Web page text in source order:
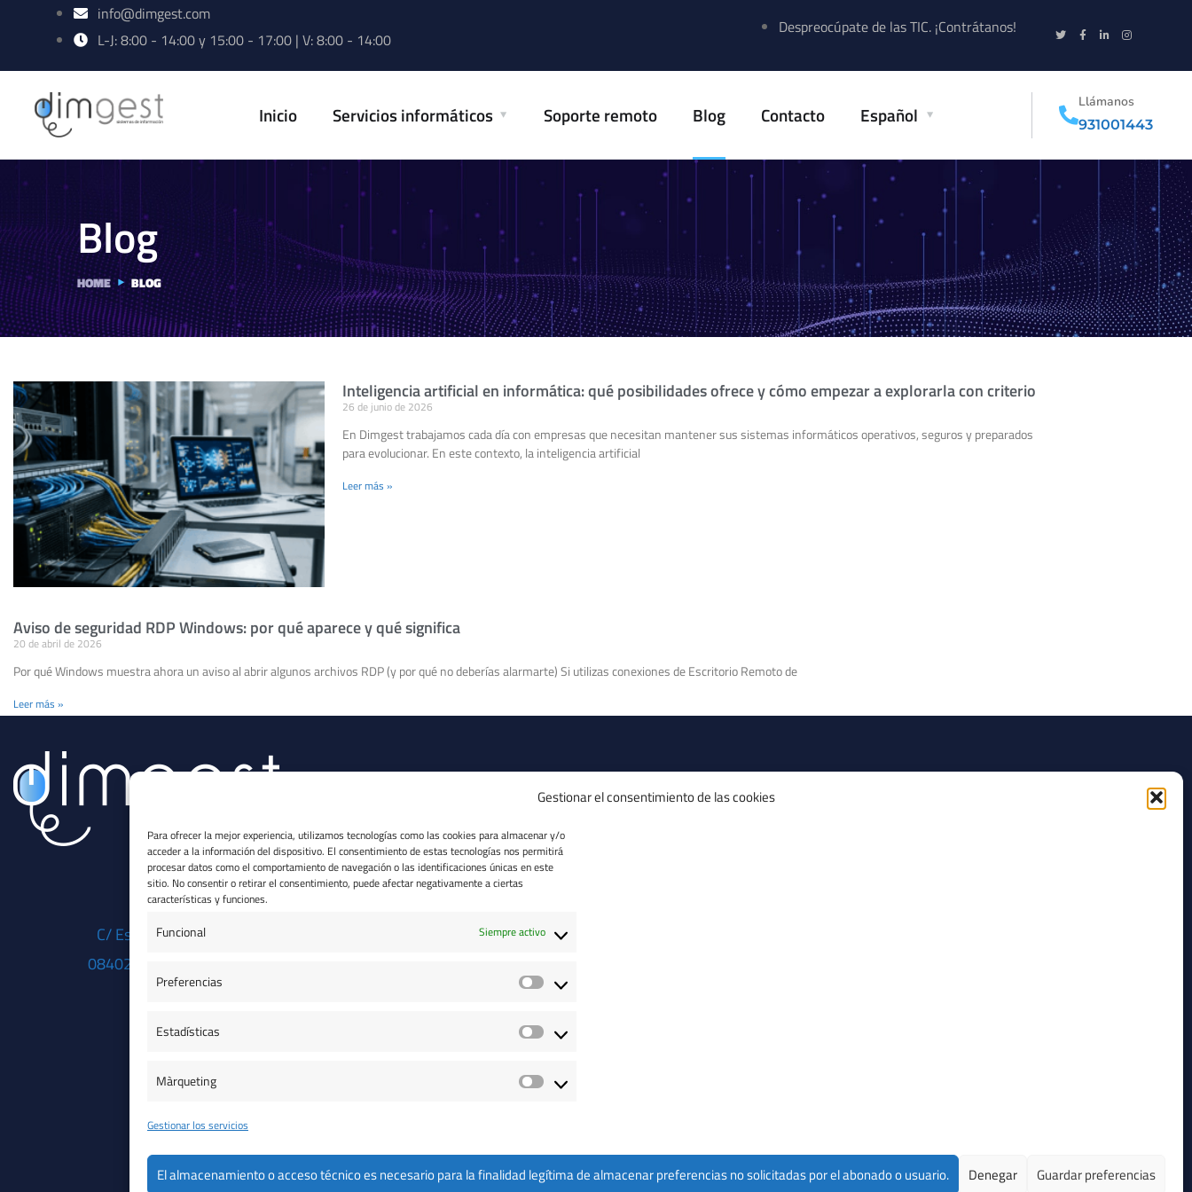
Gestionar el consentimiento de las cookies
Para ofrecer la mejor experiencia, utilizamos tecnologías como las cookies para almacenar y/o
acceder a la información del dispositivo. El consentimiento de estas tecnologías nos permitirá
procesar datos como el comportamiento de navegación o las identificaciones únicas en este
sitio. No consentir o retirar el consentimiento, puede afectar negativamente a ciertas
características y funciones.
Funcional Siempre activo
Preferencias
Estadísticas
Màrqueting
Gestionar los servicios
El almacenamiento o acceso técnico es necesario para la finalidad legítima de almacenar preferencias no solicitadas por el abonado o usuario. Denegar Guardar preferencias
info@dimgest.com
L-J: 8:00 - 14:00 y 15:00 - 17:00 | V: 8:00 - 14:00
Despreocúpate de las TIC. ¡Contrátanos!
Inicio Servicios informáticos Soporte remoto Blog Contacto Español
Llámanos
931001443
Blog
HOME BLOG
Inteligencia artificial en informática: qué posibilidades ofrece y cómo empezar a explorarla con criterio
26 de junio de 2026
En Dimgest trabajamos cada día con empresas que necesitan mantener sus sistemas informáticos operativos, seguros y preparados
para evolucionar. En este contexto, la inteligencia artificial
Leer más »
Aviso de seguridad RDP Windows: por qué aparece y qué significa
20 de abril de 2026
Por qué Windows muestra ahora un aviso al abrir algunos archivos RDP (y por qué no deberías alarmarte) Si utilizas conexiones de Escritorio Remoto de
Leer más »
C/ Esteve Garrell 4, Local 3
08402 Granollers (Barcelona)
info@dimgest.com
Avís d’exempció de responsabilitat
Copyright © 2024 dimgest Sistemas de Información.